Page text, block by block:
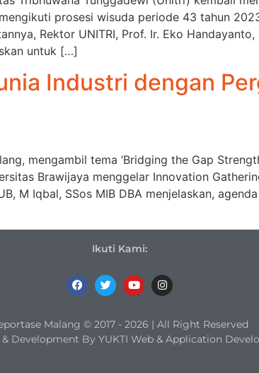
prosesi wisuda periode 43 tahun
Rektor UNITRI, Prof. Ir. Eko
untuk […]
Industri dengan
mengambil tema ‘Bridging the Gap
Brawijaya menggelar Innovation
M Iqbal, SSos MIB DBA menjelaskan,
Ikuti Kami:
Malang © 2017 - 2026 | All Right Reserved
Development By YUKTI Web & Application